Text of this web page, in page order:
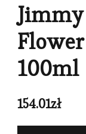
100ml
154.01zł